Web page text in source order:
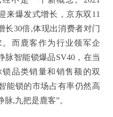
来爆发式增长，京东双11
长30倍,体现出消费者对门
而鹿客作为行业领军企
脉智能锁爆品SV40，在当
品类销量和销售额的双
能锁的市场占有率仍然高
,九把是鹿客”。